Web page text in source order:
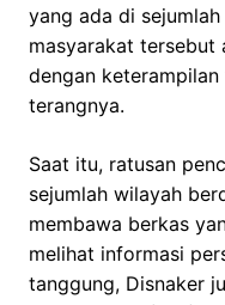
yang ada di
masyarakat tersebut
dengan keterampilan
terangnya.
Saat itu, ratusan
sejumlah wilayah
membawa berkas
melihat informasi
tanggung, Disnaker